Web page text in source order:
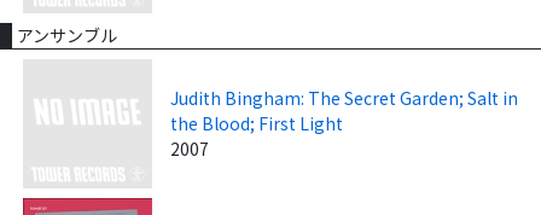
アンサンブル
Judith Bingham: The Secret Garden; Salt in
the Blood; First Light
2007